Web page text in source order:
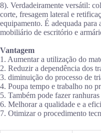
8). Verdadeiramente versátil:
corte, fresagem lateral e
equipamento. É adequada
mobiliário de escritório e
Vantagem
1. Aumentar a utilização do
2. Reduzir a dependência dos
3. diminuição do processo de
4. Poupa tempo e trabalho no
5. Também pode fazer
6. Melhorar a qualidade e a
7. Otimizar o procedimento